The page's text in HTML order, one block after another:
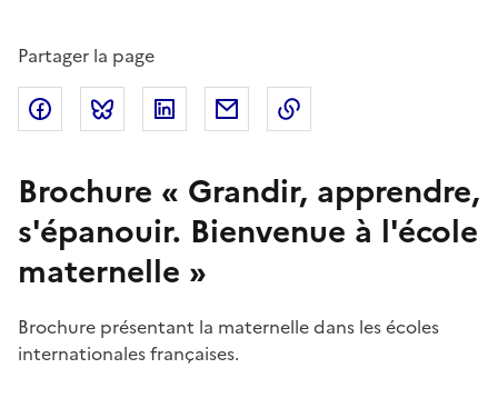
Partager la page
Partager sur Facebook
Partager sur Bluesky
Partager sur LinkedIn
Partager par email
Brochure « Grandir, apprendre,
s'épanouir. Bienvenue à l'école
maternelle »
Brochure présentant la maternelle dans les écoles
internationales françaises.